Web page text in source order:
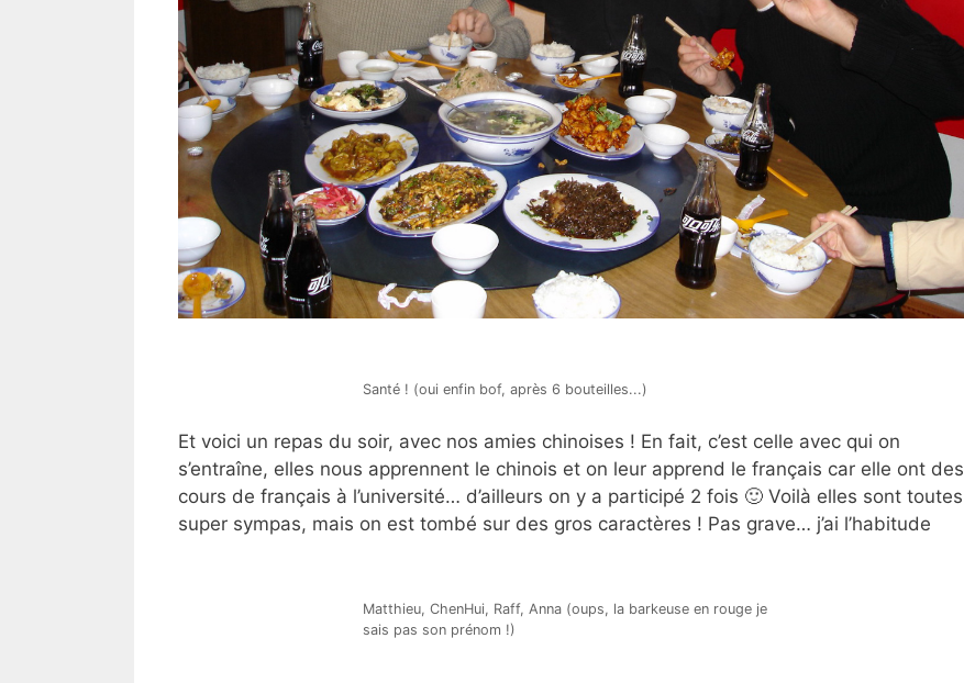
Santé ! (oui enfin bof, après 6 bouteilles...)
Et voici un repas du soir, avec nos amies chinoises ! En fait, c’est celle avec qui on
s’entraîne, elles nous apprennent le chinois et on leur apprend le français car elle ont des
cours de français à l’université… d’ailleurs on y a participé 2 fois 🙂 Voilà elles sont toutes
super sympas, mais on est tombé sur des gros caractères ! Pas grave… j’ai l’habitude
Matthieu, ChenHui, Raff, Anna (oups, la barkeuse en rouge je
sais pas son prénom !)